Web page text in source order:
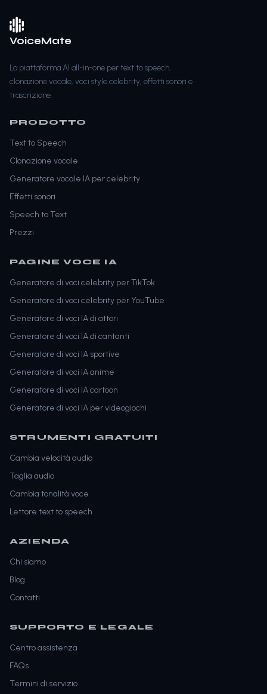
VoiceMate
La piattaforma AI all-in-one per text to speech,
clonazione vocale, voci style celebrity, effetti sonori e
trascrizione.
PRODOTTO
Text to Speech
Clonazione vocale
Generatore vocale IA per celebrity
Effetti sonori
Speech to Text
Prezzi
PAGINE VOCE IA
Generatore di voci celebrity per TikTok
Generatore di voci celebrity per YouTube
Generatore di voci IA di attori
Generatore di voci IA di cantanti
Generatore di voci IA sportive
Generatore di voci IA anime
Generatore di voci IA cartoon
Generatore di voci IA per videogiochi
STRUMENTI GRATUITI
Cambia velocità audio
Taglia audio
Cambia tonalità voce
Lettore text to speech
AZIENDA
Chi siamo
Blog
Contatti
SUPPORTO E LEGALE
Centro assistenza
FAQs
Termini di servizio